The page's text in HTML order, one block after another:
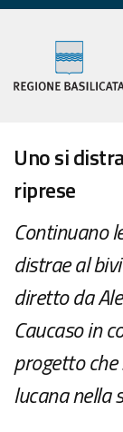
Uno si
riprese
Continuano
distrae al
diretto da
Caucaso in
progetto
lucana nella